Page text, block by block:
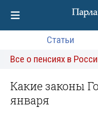
Статьи
Все о пенсиях в
Какие законы
января